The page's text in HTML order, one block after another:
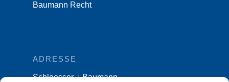
Baumann Recht
ADRESSE
Schloesser + Baumann